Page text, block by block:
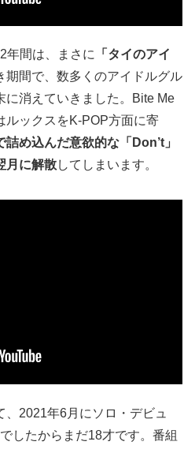
年間は、まさに 「タイのアイ
期間で、数多くのアイドルグル
に消えていきました。Bite Me
ルックスをK-POP方面に寄
め込んだ意欲的な「Don’t」
月に解散してしまいます。
2021年6月にソロ・デビュ
したからまだ18才です。番組